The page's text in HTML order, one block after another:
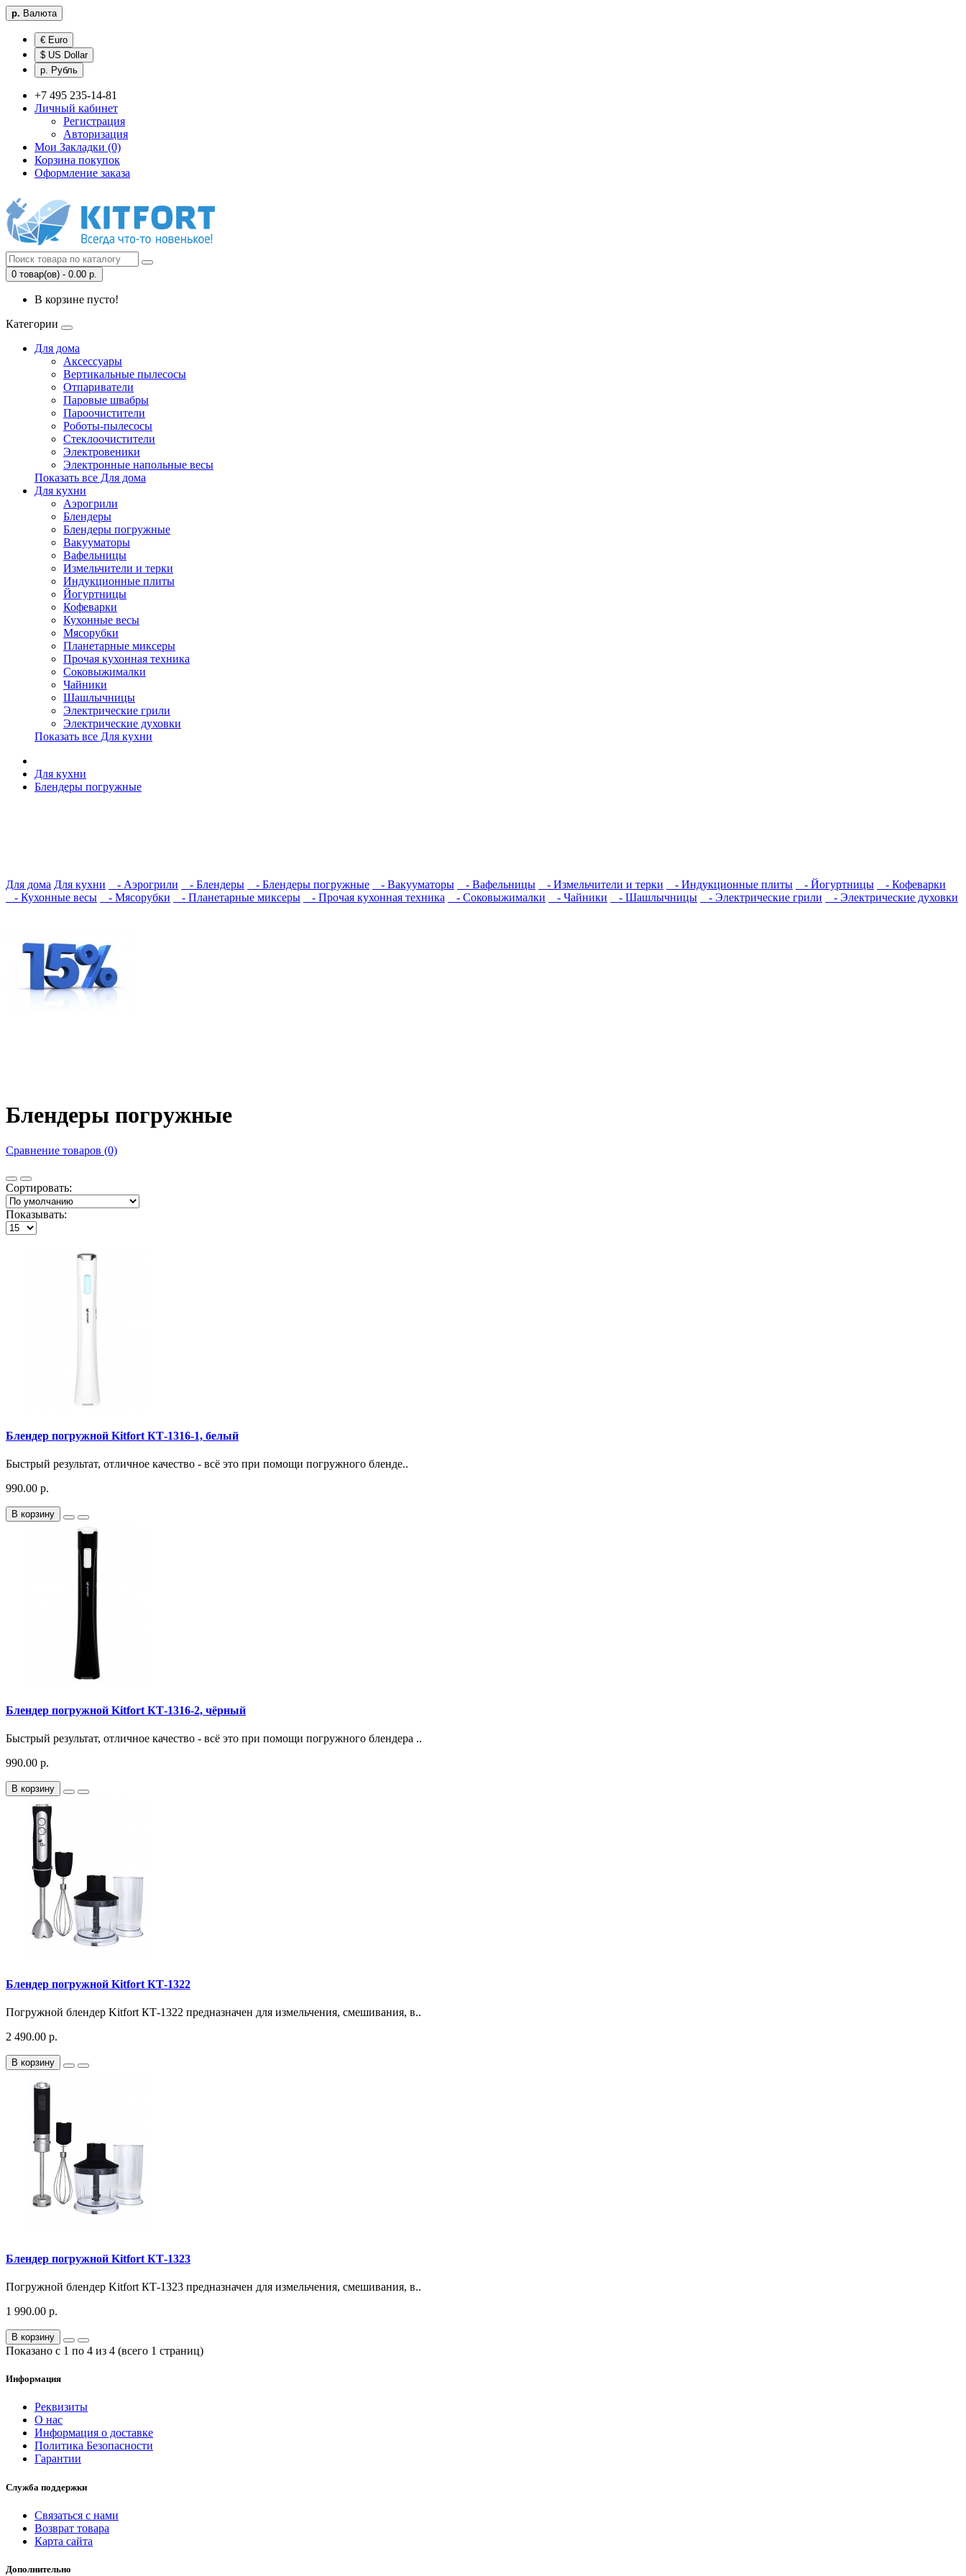
р. Валюта
€ Euro
$ US Dollar
р. Рубль
+7 495 235-14-81
Личный кабинет
Регистрация
Авторизация
Мои Закладки (0)
Корзина покупок
Оформление заказа
0 товар(ов) - 0.00 р.
В корзине пусто!
Категории
Для дома
Аксессуары
Вертикальные пылесосы
Отпариватели
Паровые швабры
Пароочистители
Роботы-пылесосы
Стеклоочистители
Электровеники
Электронные напольные весы
Показать все Для дома
Для кухни
Аэрогрили
Блендеры
Блендеры погружные
Вакууматоры
Вафельницы
Измельчители и терки
Индукционные плиты
Йогуртницы
Кофеварки
Кухонные весы
Мясорубки
Планетарные миксеры
Прочая кухонная техника
Соковыжималки
Чайники
Шашлычницы
Электрические грили
Электрические духовки
Показать все Для кухни
Для кухни
Блендеры погружные
Для дома Для кухни - Аэрогрили - Блендеры - Блендеры погружные - Вакууматоры - Вафельницы - Измельчители и терки - Индукционные плиты - Йогуртницы
- Кофеварки
- Кухонные весы
- Мясорубки - Планетарные миксеры - Прочая кухонная техника - Соковыжималки - Чайники - Шашлычницы - Электрические грили - Электрические духовки
Блендеры погружные
Сравнение товаров (0)
Сортировать:
Показывать:
Блендер погружной Kitfort КТ-1316-1, белый
Быстрый результат, отличное качество - всё это при помощи погружного бленде..
990.00 р.
В корзину
Блендер погружной Kitfort КТ-1316-2, чёрный
Быстрый результат, отличное качество - всё это при помощи погружного блендера ..
990.00 р.
В корзину
Блендер погружной Kitfort КТ-1322
Погружной блендер Kitfort КТ-1322 предназначен для измельчения, смешивания, в..
2 490.00 р.
В корзину
Блендер погружной Kitfort КТ-1323
Погружной блендер Kitfort КТ-1323 предназначен для измельчения, смешивания, в..
1 990.00 р.
В корзину
Показано с 1 по 4 из 4 (всего 1 страниц)
Информация
Реквизиты
О нас
Информация о доставке
Политика Безопасности
Гарантии
Служба поддержки
Связаться с нами
Возврат товара
Карта сайта
Дополнительно